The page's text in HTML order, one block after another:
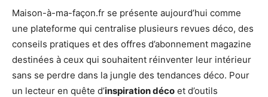
Maison-à-ma-façon.fr se présente aujourd’hui comme
une plateforme qui centralise plusieurs revues déco, des
conseils pratiques et des offres d’abonnement magazine
destinées à ceux qui souhaitent réinventer leur intérieur
sans se perdre dans la jungle des tendances déco. Pour
un lecteur en quête d’inspiration déco et d’outils